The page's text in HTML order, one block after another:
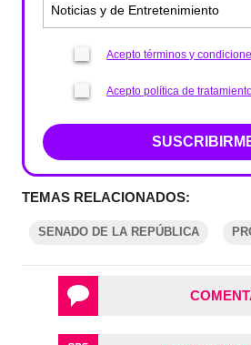
Acepto términos y
Acepto política de
TEMAS RELACIONADOS:
SENADO DE LA REPÚBLICA